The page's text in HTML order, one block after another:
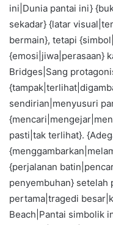
ini|Dunia pantai ini}
sekadar} {latar
bermain}, tetapi
{emosi|jiwa|perasaan}
Bridges|Sang
sendirian|menyusuri
pasti|tak terlihat}.
{perjalanan
penyembuhan} setelah
pertama|tragedi
Beach|Pantai simbolik